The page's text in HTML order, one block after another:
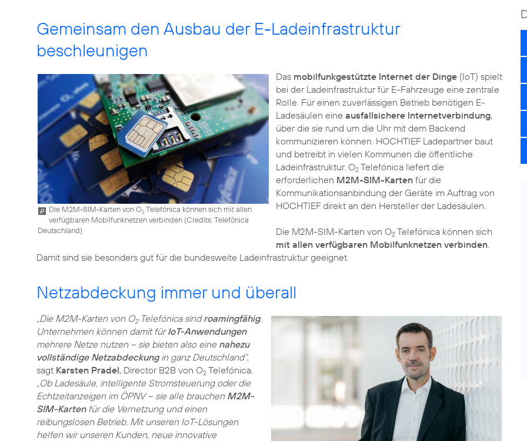
Gemeinsam den Ausbau der E-Ladeinfrastruktur
beschleunigen
Die M2M-SIM-Karten von O2Telefónica können sich mit allen
verfügbaren Mobilfunknetzen verbinden (Credits: Telefónica
Deutschland)
Das mobilfunkgestützte Internet der Dinge(IoT) spielt
bei der Ladeinfrastruktur für E-Fahrzeuge eine zentrale
Rolle. Für einen zuverlässigen Betrieb benötigen E-
Ladesäulen eine ausfallsichere Internetverbindung,
über die sie rund um die Uhr mit dem Backend
kommunizieren können. HOCHTIEF Ladepartner baut
und betreibt in vielen Kommunen die öffentliche
Ladeinfrastruktur. O2Telefónica liefert die
erforderlichen M2M-SIM-Kartenfür die
Kommunikationsanbindung der Geräte im Auftrag von
HOCHTIEF direkt an den Hersteller der Ladesäulen.
Die M2M-SIM-Karten von O2Telefónica können sich
mit allen verfügbaren Mobilfunknetzen verbinden.
Damit sind sie besonders gut für die bundesweite Ladeinfrastruktur geeignet.
Netzabdeckung immer und überall
„Die M2M-Karten von O2Telefónica sindroamingfähig.
Unternehmen können damit fürIoT-Anwendungen
mehrere Netze nutzen – sie bieten also eine nahezu
vollständige Netzabdeckungin ganz Deutschland“,
sagt Karsten Pradel, Director B2B von O2 Telefónica.
„Ob Ladesäule, intelligente Stromsteuerung oder die
Echtzeitanzeigen im ÖPNV – sie alle brauchen M2M-
SIM-Kartenfür die Vernetzung und einen
reibungslosen Betrieb. Mit unseren IoT-Lösungen
helfen wir unseren Kunden, neue innovative